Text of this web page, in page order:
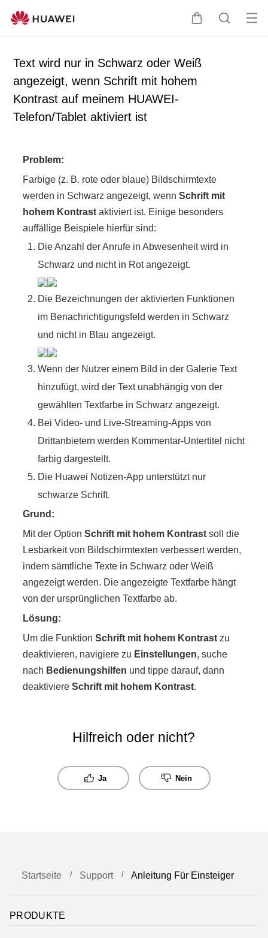
W
e
n
S
Me
Text wird nur in Schwarz oder Weiß
angezeigt, wenn Schrift mit hohem
Kontrast auf meinem HUAWEI-
Telefon/Tablet aktiviert ist
Problem:
Farbige (z. B. rote oder blaue) Bildschirmtexte
werden in Schwarz angezeigt, wennSchrift mit
hohem Kontrast aktiviert ist. Einige besonders
auffällige Beispiele hierfür sind:
Die Anzahl der Anrufe in Abwesenheit wird in
Schwarz und nicht in Rot angezeigt.
Die Bezeichnungen der aktivierten Funktionen
im Benachrichtigungsfeld werden in Schwarz
und nicht in Blau angezeigt.
Wenn der Nutzer einem Bild in der Galerie Text
hinzufügt, wird der Text unabhängig von der
gewählten Textfarbe in Schwarz angezeigt.
Bei Video- und Live-Streaming-Apps von
Drittanbietern werden Kommentar-Untertitel nicht
farbig dargestellt.
Die Huawei Notizen-App unterstützt nur
schwarze Schrift.
Grund:
Mit der OptionSchrift mit hohem Kontrast soll die
Lesbarkeit von Bildschirmtexten verbessert werden,
indem sämtliche Texte in Schwarz oder Weiß
angezeigt werden. Die angezeigte Textfarbe hängt
von der ursprünglichen Textfarbe ab.
Lösung:
Um die FunktionSchrift mit hohem Kontrast zu
deaktivieren, navigiere zu Ein​stellungen, suche
nach Bedienungshilfen und tippe darauf, dann
deaktiviereSchrift mit hohem Kontrast.
Hilfreich oder nicht?
Ja Nein
Startseite Support Anleitung Für Einsteiger
PRODUKTE